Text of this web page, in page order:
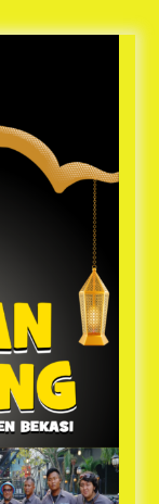
Polsek Cikarang
Terima 20
TNI
Cikarang Pusat